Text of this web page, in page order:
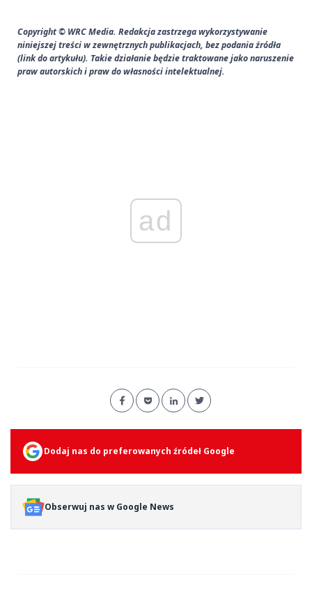
Copyright © WRC Media. Redakcja zastrzega wykorzystywanie
niniejszej treści w zewnętrznych publikacjach, bez podania źródła
(link do artykułu). Takie działanie będzie traktowane jako naruszenie
praw autorskich i praw do własności intelektualnej.
ad
Dodaj nas do preferowanych źródeł Google
Obserwuj nas w Google News